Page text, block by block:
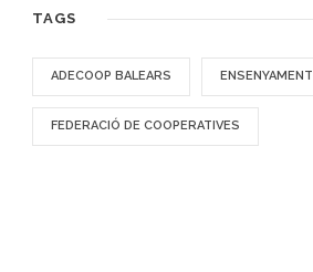
TAGS
ADECOOP BALEARS ENSENYAMENT
FEDERACIÓ DE COOPERATIVES